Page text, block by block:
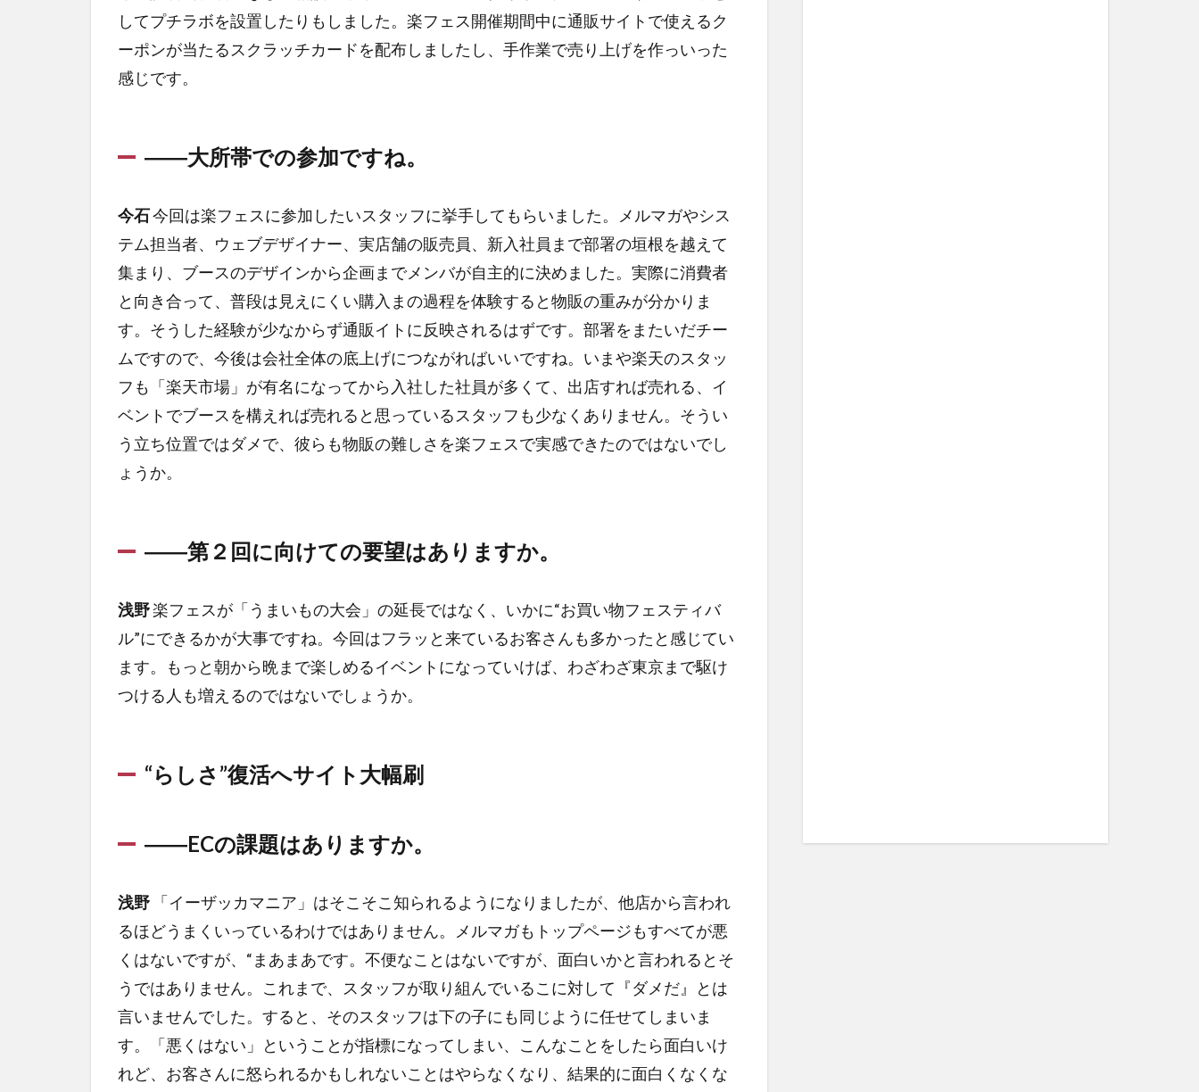
してプチラボを設置したりもしました。楽フェス開催期間中に通販サイトで使えるク
ーポンが当たるスクラッチカードを配布しましたし、手作業で売り上げを作っいった
感じです。
――大所帯での参加ですね。
今石今回は楽フェスに参加したいスタッフに挙手してもらいました。メルマガやシス
テム担当者、ウェブデザイナー、実店舗の販売員、新入社員まで部署の垣根を越えて
集まり、ブースのデザインから企画までメンバが自主的に決めました。実際に消費者
と向き合って、普段は見えにくい購入まの過程を体験すると物販の重みが分かりま
す。そうした経験が少なからず通販イトに反映されるはずです。部署をまたいだチー
ムですので、今後は会社全体の底上げにつながればいいですね。いまや楽天のスタッ
フも「楽天市場」が有名になってから入社した社員が多くて、出店すれば売れる、イ
ベントでブースを構えれば売れると思っているスタッフも少なくありません。そうい
う立ち位置ではダメで、彼らも物販の難しさを楽フェスで実感できたのではないでし
ょうか。
――第２回に向けての要望はありますか。
浅野楽フェスが「うまいもの大会」の延長ではなく、いかに“お買い物フェスティバ
ル”にできるかが大事ですね。今回はフラッと来ているお客さんも多かったと感じてい
ます。もっと朝から晩まで楽しめるイベントになっていけば、わざわざ東京まで駆け
つける人も増えるのではないでしょうか。
“らしさ”復活へサイト大幅刷
――ECの課題はありますか。
浅野 「イーザッカマニア」はそこそこ知られるようになりましたが、他店から言われ
るほどうまくいっているわけではありません。メルマガもトップページもすべてが悪
くはないですが、“まあまあです。不便なことはないですが、面白いかと言われるとそ
うではありません。これまで、スタッフが取り組んでいるこに対して『ダメだ』とは
言いませんでした。すると、そのスタッフは下の子にも同じように任せてしまいま
す。「悪くはない」ということが指標になってしまい、こんなことをしたら面白いけ
れど、お客さんに怒られるかもしれないことはやらなくなり、結果的に面白くなくな